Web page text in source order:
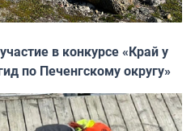
в конкурсе «Край у
по Печенгскому округу»